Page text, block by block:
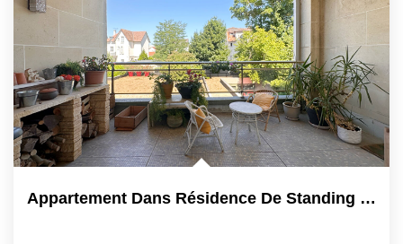
Appartement Dans Résidence De Standing Limite Enghien